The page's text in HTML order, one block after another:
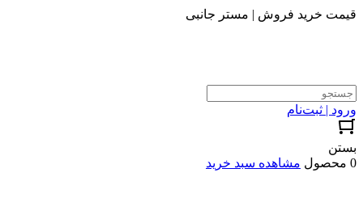
قیمت خرید فروش | مستر جانبی
ورود | ثبت‌نام
بستن
0 محصول
مشاهده سبد خرید